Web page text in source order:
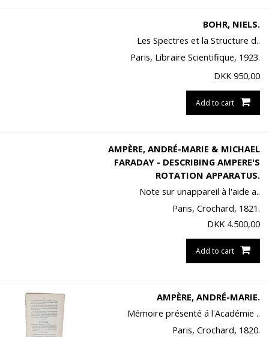
BOHR, NIELS.
Les Spectres et la Structure d..
Paris, Libraire Scientifique, 1923.
DKK 950,00
Add to cart
AMPÈRE, ANDRÉ-MARIE & MICHAEL
FARADAY - DESCRIBING AMPERE'S
ROTATION APPARATUS.
Note sur unappareil à l'aide a..
Paris, Crochard, 1821.
DKK 4.500,00
Add to cart
AMPÈRE, ANDRÉ-MARIE.
Mémoire présenté á l'Académie ..
Paris, Crochard, 1820.